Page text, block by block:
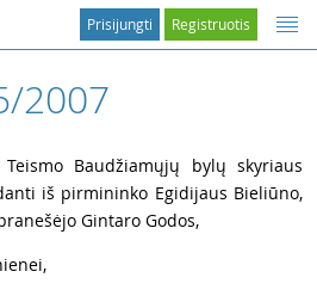
Registruotis
Prisijungti
2007
Teismo Baudžiamųjų bylų skyriaus
iš pirmininko Egidijaus Bieliūno,
Gintaro Godos,